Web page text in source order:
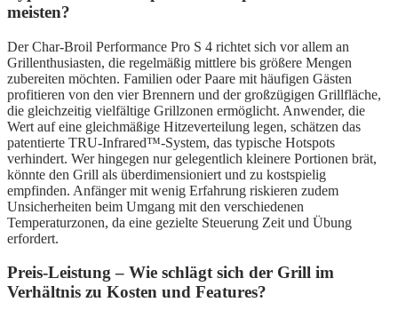
meisten?
Der Char-Broil Performance Pro S 4 richtet sich vor allem an
Grillenthusiasten, die regelmäßig mittlere bis größere Mengen
zubereiten möchten. Familien oder Paare mit häufigen Gästen
profitieren von den vier Brennern und der großzügigen Grillfläche,
die gleichzeitig vielfältige Grillzonen ermöglicht. Anwender, die
Wert auf eine gleichmäßige Hitzeverteilung legen, schätzen das
patentierte TRU-Infrared™-System, das typische Hotspots
verhindert. Wer hingegen nur gelegentlich kleinere Portionen brät,
könnte den Grill als überdimensioniert und zu kostspielig
empfinden. Anfänger mit wenig Erfahrung riskieren zudem
Unsicherheiten beim Umgang mit den verschiedenen
Temperaturzonen, da eine gezielte Steuerung Zeit und Übung
erfordert.
Preis-Leistung – Wie schlägt sich der Grill im
Verhältnis zu Kosten und Features?